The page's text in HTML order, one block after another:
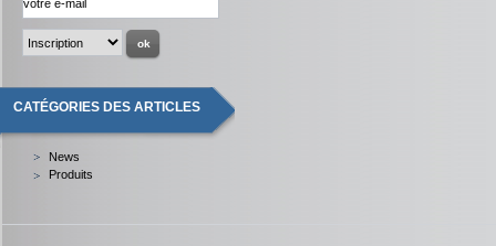
CATÉGORIES DES ARTICLES
News
Produits